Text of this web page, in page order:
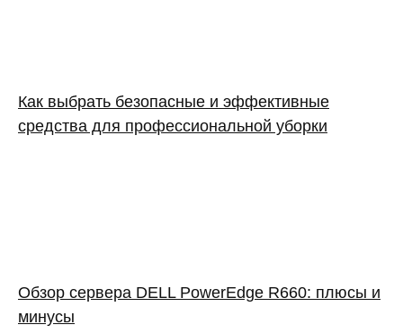
Как выбрать безопасные и эффективные
средства для профессиональной уборки
Обзор сервера DELL PowerEdge R660: плюсы и
минусы